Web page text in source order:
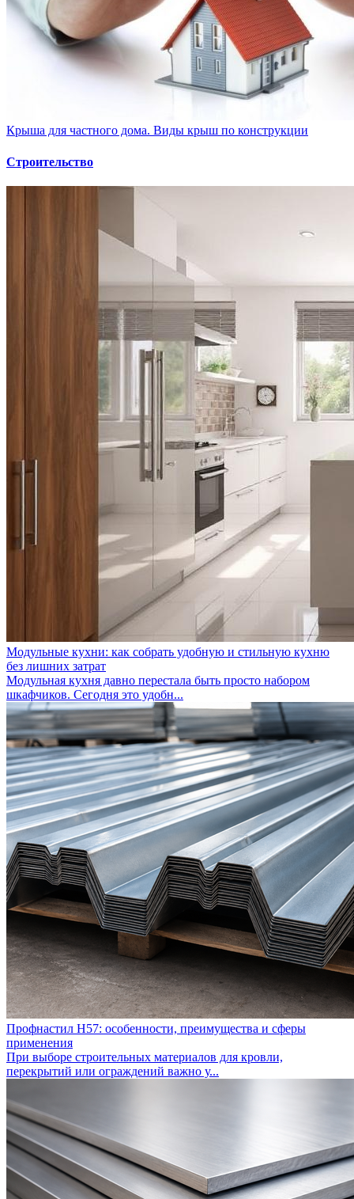
Крыша для частного дома. Виды крыш по конструкции
Строительство
Модульные кухни: как собрать удобную и стильную кухню
без лишних затрат
Модульная кухня давно перестала быть просто набором
шкафчиков. Сегодня это удобн...
Профнастил Н57: особенности, преимущества и сферы
применения
При выборе строительных материалов для кровли,
перекрытий или ограждений важно у...